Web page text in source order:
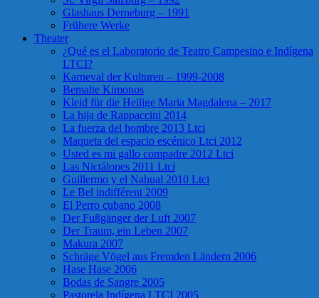
Glashaus Derneburg – 1991
Frühere Werke
Theater
¿Qué es el Laboratorio de Teatro Campesino e Indígena
LTCI?
Karneval der Kulturen – 1999-2008
Bemalte Kimonos
Kleid für die Heilige Maria Magdalena – 2017
La hija de Rappaccini 2014
La fuerza del hombre 2013 Ltci
Maqueta del espacio escénico Ltci 2012
Usted es mi gallo compadre 2012 Ltci
Las Nictálopes 2011 Ltci
Guillermo y el Nahual 2010 Ltci
Le Bel indifférent 2009
El Perro cubano 2008
Der Fußgänger der Luft 2007
Der Traum, ein Leben 2007
Makura 2007
Schräge Vögel aus Fremden Ländern 2006
Hase Hase 2006
Bodas de Sangre 2005
Pastorela Indígena LTCI 2005